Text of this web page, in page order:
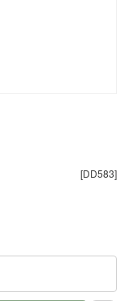
[DD583]